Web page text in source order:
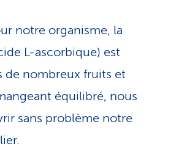
e
s
r
notre organisme, la
L-ascorbique) est
de nombreux fruits et
équilibré, nous
sans problème notre